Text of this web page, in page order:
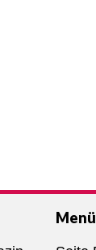
Menü